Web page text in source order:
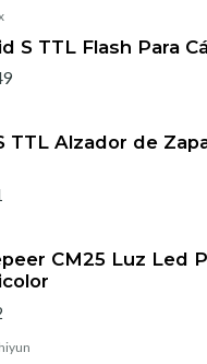
S TTL Flash Para
TTL Alzador de
CM25 Luz Led